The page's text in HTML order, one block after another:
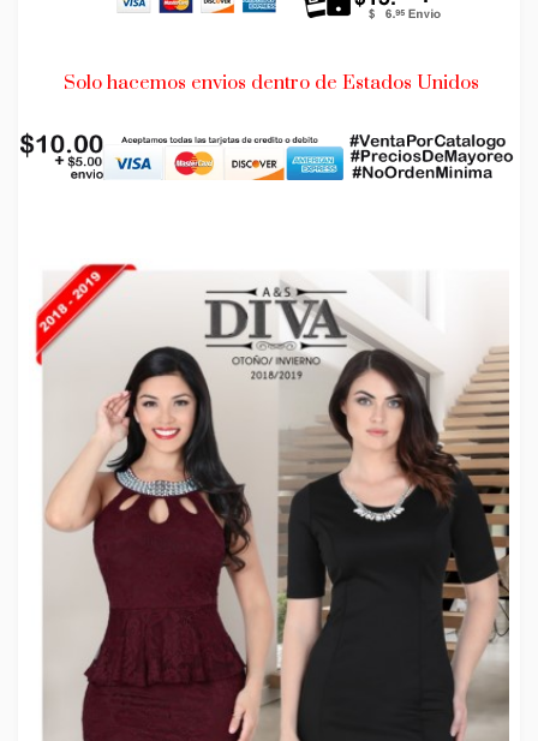
Solo hacemos envios dentro de Estados Unidos